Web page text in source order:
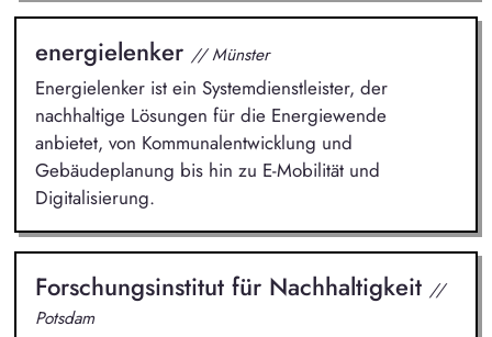
energielenker // Münster
Energielenker ist ein Systemdienstleister, der
nachhaltige Lösungen für die Energiewende
anbietet, von Kommunalentwicklung und
Gebäudeplanung bis hin zu E-Mobilität und
Digitalisierung.
Forschungsinstitut für Nachhaltigkeit //
Potsdam